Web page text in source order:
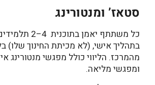
סטאז’ ומנטורינג
כל משתתף יאמן
בתהליך אישי, (לא מכיתת החינוך שלו)
מהמרכז. הליווי כולל מפגשי מנטורינג
ומפגשי מליאה.